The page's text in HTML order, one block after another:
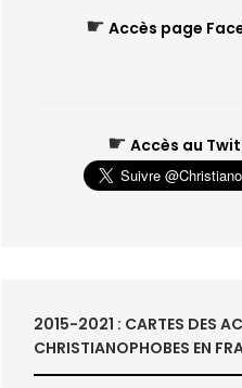
☛ Accès page
☛ Accès au
2015-2021 : CARTES DES
CHRISTIANOPHOBES EN